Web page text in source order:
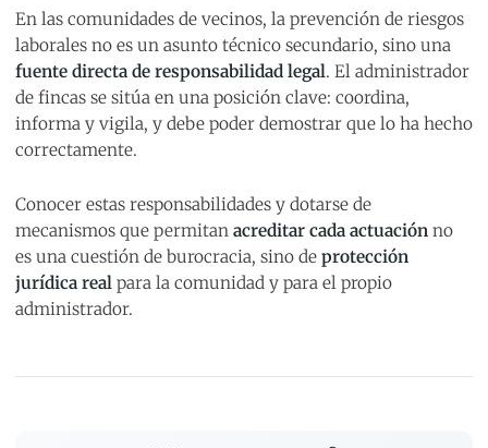
En las comunidades de vecinos, la prevención de riesgos
laborales no es un asunto técnico secundario, sino una
fuente directa de responsabilidad legal. El administrador
de fincas se sitúa en una posición clave: coordina,
informa y vigila, y debe poder demostrar que lo ha hecho
correctamente.
Conocer estas responsabilidades y dotarse de
mecanismos que permitan acreditar cada actuación no
es una cuestión de burocracia, sino de protección
jurídica real para la comunidad y para el propio
administrador.